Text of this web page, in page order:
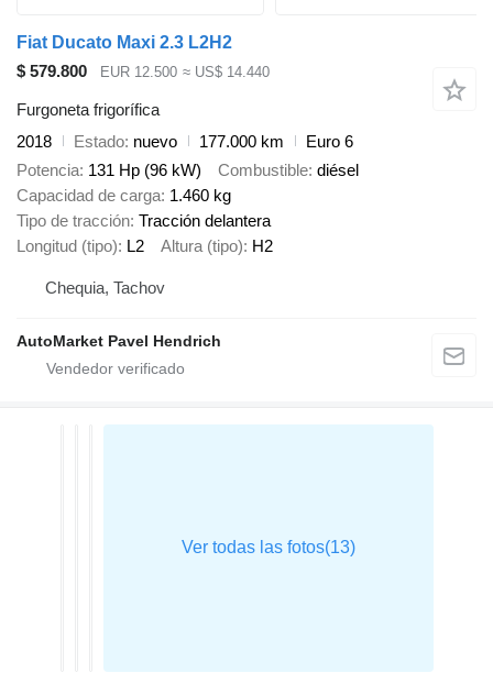
Fiat Ducato Maxi 2.3 L2H2
$ 579.800
EUR 12.500 ≈ US$ 14.440
Furgoneta frigorífica
2018
Estado nuevo 177.000 km
Euro 6
Potencia 131 Hp (96 kW) Combustible diésel
Capacidad de carga 1.460 kg
Tipo de tracción Tracción delantera
Longitud (tipo) L2 Altura (tipo) H2
Chequia, Tachov
AutoMarket Pavel Hendrich